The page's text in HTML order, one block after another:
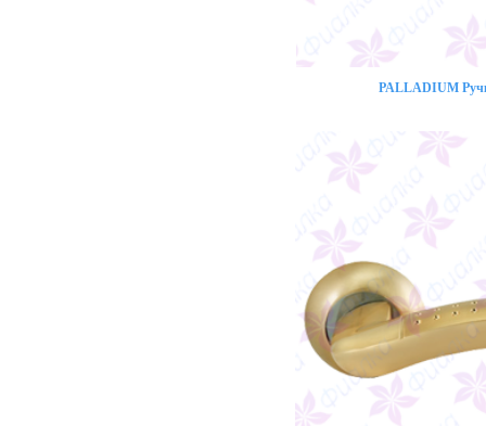
PALLADIUM